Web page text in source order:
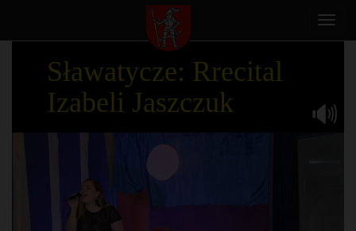
Sławatycze: Rrecital
Izabeli Jaszczuk